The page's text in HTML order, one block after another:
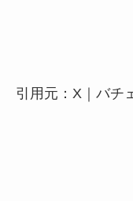
引用元：X｜バチ